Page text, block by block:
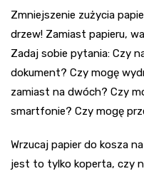
Zmniejszenie zużycia
drzew! Zamiast papieru,
Zadaj sobie pytania: Czy
dokument? Czy mogę
zamiast na dwóch? Czy
smartfonie? Czy mogę
Wrzucaj papier do kosza
jest to tylko koperta, czy